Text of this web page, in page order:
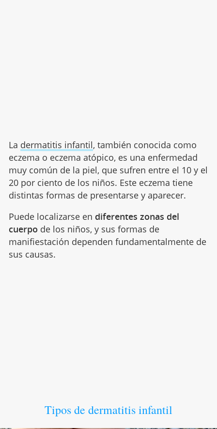
La dermatitis infantil, también conocida como
eczema o eczema atópico, es una enfermedad
muy común de la piel, que sufren entre el 10 y el
20 por ciento de los niños. Este eczema tiene
distintas formas de presentarse y aparecer.
Puede localizarse en diferentes zonas del
cuerpo de los niños, y sus formas de
manifiestación dependen fundamentalmente de
sus causas.
Tipos de dermatitis infantil